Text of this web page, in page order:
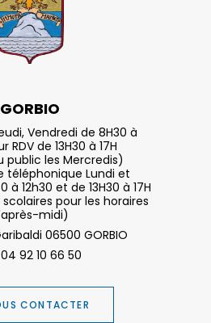
GORBIO
Vendredi de 8H30 à
RDV de 13H30 à 17H
public les Mercredis)
téléphonique Lundi et
à 12h30 et de 13H30 à 17H
pour les horaires
midi)
06500 GORBIO
04 92 10 66 50
CONTACTER